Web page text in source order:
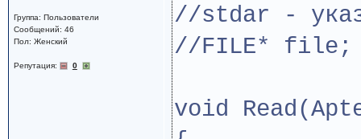
Группа: Пользователи
Сообщений: 46
Пол: Женский
Репутация: 0
//stdar -
//FILE* file;
void